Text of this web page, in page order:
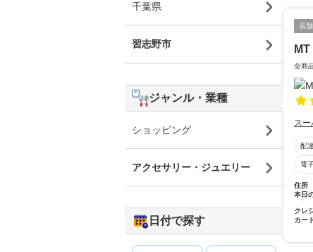
店
全商
ス
配
電
住所
本日
クレ
カー
千葉県
習志野市
ジャンル・業種
ショッピング
アクセサリー・ジュエリー
日付で探す